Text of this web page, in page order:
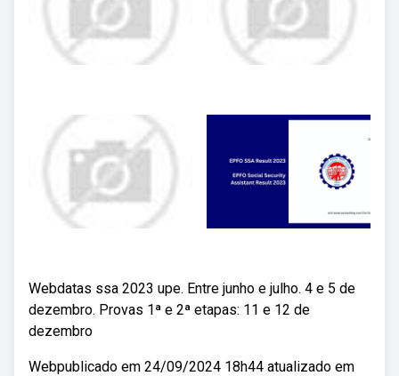
Webdatas ssa 2023 upe. Entre junho e julho. 4 e 5 de
dezembro. Provas 1ª e 2ª etapas: 11 e 12 de
dezembro
Webpublicado em 24/09/2024 18h44 atualizado em